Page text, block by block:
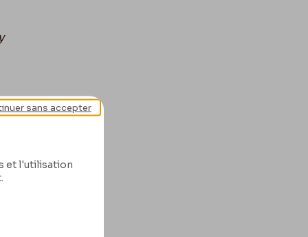
et l'utilisation
sans accepter